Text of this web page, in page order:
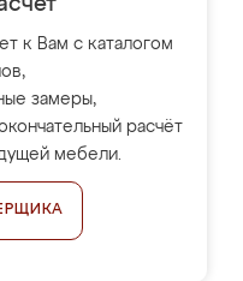
к Вам с каталогом
замеры,
расчёт
мебели.